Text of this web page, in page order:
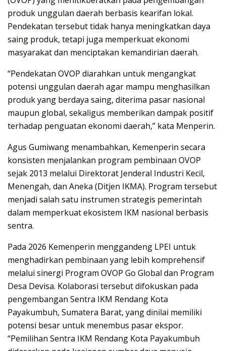
produk unggulan daerah berbasis kearifan lokal.
Pendekatan tersebut tidak hanya meningkatkan daya
saing produk, tetapi juga memperkuat ekonomi
masyarakat dan menciptakan kemandirian daerah.
“Pendekatan OVOP diarahkan untuk mengangkat
potensi unggulan daerah agar mampu menghasilkan
produk yang berdaya saing, diterima pasar nasional
maupun global, sekaligus memberikan dampak positif
terhadap penguatan ekonomi daerah,” kata Menperin.
Agus Gumiwang menambahkan, Kemenperin secara
konsisten menjalankan program pembinaan OVOP
sejak 2013 melalui Direktorat Jenderal Industri Kecil,
Menengah, dan Aneka (Ditjen IKMA). Program tersebut
menjadi salah satu instrumen strategis pemerintah
dalam memperkuat ekosistem IKM nasional berbasis
sentra.
Pada 2026 Kemenperin menggandeng LPEI untuk
menghadirkan pembinaan yang lebih komprehensif
melalui sinergi Program OVOP Go Global dan Program
Desa Devisa. Kolaborasi tersebut difokuskan pada
pengembangan Sentra IKM Rendang Kota
Payakumbuh, Sumatera Barat, yang dinilai memiliki
potensi besar untuk menembus pasar ekspor.
“Pemilihan Sentra IKM Rendang Kota Payakumbuh